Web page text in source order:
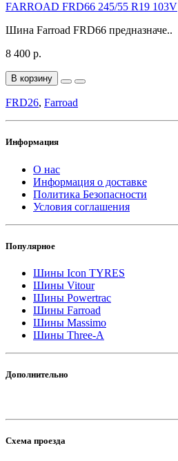
FARROAD FRD66 245/55 R19 103V
Шина Farroad FRD66 предназначе..
8 400 р.
В корзину
FRD26, Farroad
Информация
О нас
Информация о доставке
Политика Безопасности
Условия соглашения
Популярное
Шины Icon TYRES
Шины Vitour
Шины Powertrac
Шины Farroad
Шины Massimo
Шины Three-A
Дополнительно
Схема проезда